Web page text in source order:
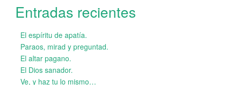
Entradas recientes
El espíritu de apatía.
Paraos, mirad y preguntad.
El altar pagano.
El Dios sanador.
Ve, y haz tu lo mismo…